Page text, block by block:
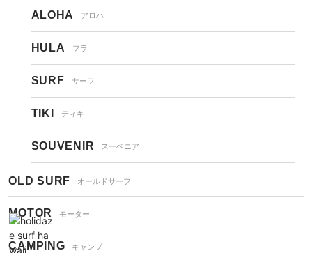
ALOHA アロハ
HULA フラ
SURF サーフ
TIKI ティキ
SOUVENIR スーベニア
OLD SURF オールドサーフ
MOTOR モーター
CAMPING キャンプ